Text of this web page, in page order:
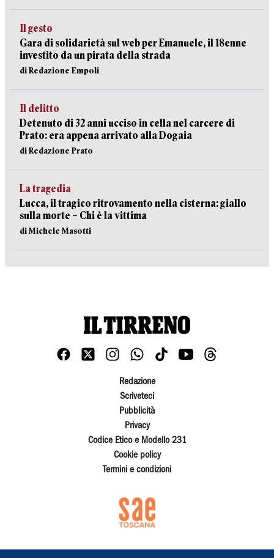
Il gesto
Gara di solidarietà sul web per Emanuele, il 18enne
investito da un pirata della strada
di Redazione Empoli
Il delitto
Detenuto di 32 anni ucciso in cella nel carcere di
Prato: era appena arrivato alla Dogaia
di Redazione Prato
La tragedia
Lucca, il tragico ritrovamento nella cisterna: giallo
sulla morte – Chi è la vittima
di Michele Masotti
Redazione
Scriveteci
Pubblicità
Privacy
Codice Etico e Modello 231
Cookie policy
Termini e condizioni